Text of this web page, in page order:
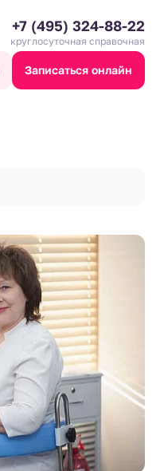
+7 (495) 324-88-22
круглосуточная справочная
Записаться онлайн